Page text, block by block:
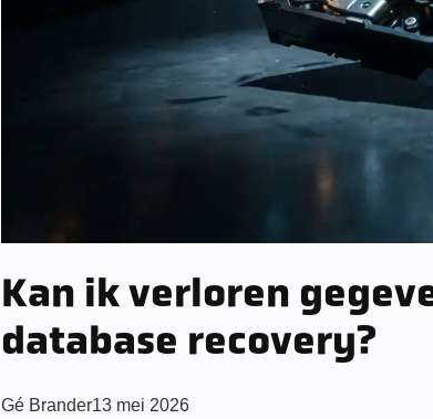
Kan ik verloren
database recovery?
Posted
Gé Brander13 mei 2026